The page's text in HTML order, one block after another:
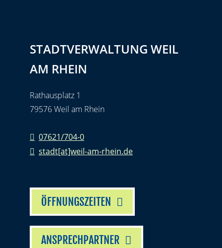
STADTVERWALTUNG WEIL
AM RHEIN
Rathausplatz 1
79576 Weil am Rhein
07621/704-0
stadt[at]weil-am-rhein.de
ÖFFNUNGSZEITEN
ANSPRECHPARTNER